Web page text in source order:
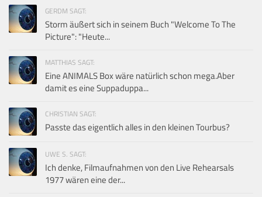
GERDM SAGT:
Storm äußert sich in seinem Buch "Welcome To The
Picture": "Heute...
MATTHIAS SAGT:
Eine ANIMALS Box wäre natürlich schon mega.Aber
damit es eine Suppaduppa...
CHRISTIAN SAGT:
Passte das eigentlich alles in den kleinen Tourbus?
UWE S. SAGT:
Ich denke, Filmaufnahmen von den Live Rehearsals
1977 wären eine der...